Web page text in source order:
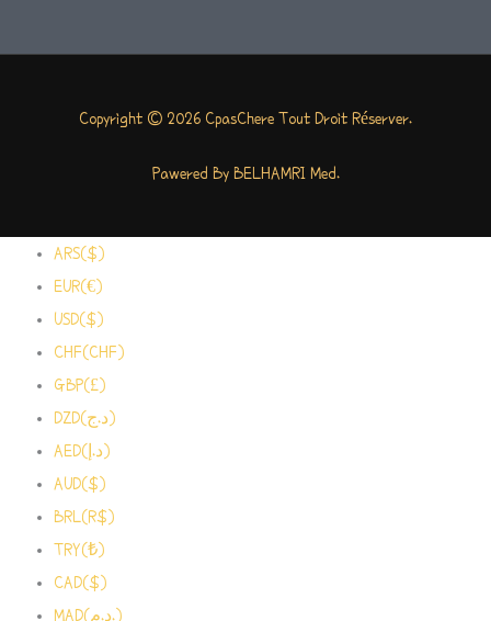
Copyright © 2026 CpasChere Tout Droit Réserver.
Pawered By BELHAMRI Med.
ARS($)
EUR(€)
USD($)
CHF(CHF)
GBP(£)
DZD(د.ج)
AED(د.إ)
AUD($)
BRL(R$)
TRY(₺)
CAD($)
MAD(د.م.)